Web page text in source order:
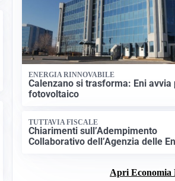
ENERGIA RINNOVABILE
Calenzano si trasforma: Eni avvia
fotovoltaico
TUTTAVIA FISCALE
Chiarimenti sull’Adempimento
Collaborativo dell’Agenzia delle
Apri Economia